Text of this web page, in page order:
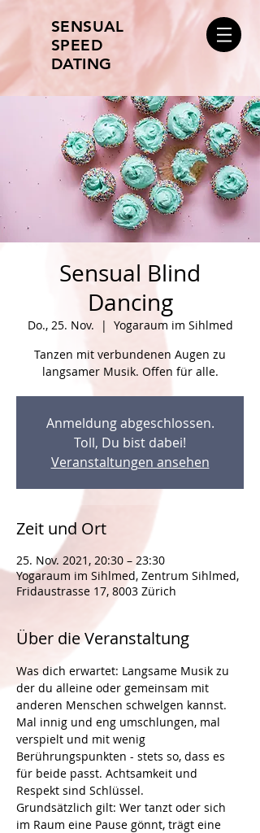
SENSUAL
SPEED
DATING
Sensual Blind
Dancing
Do., 25. Nov.
  |
Yogaraum im Sihlmed
Tanzen mit verbundenen Augen zu
Anmeldung abgeschlossen.
Toll, Du bist dabei!
Veranstaltungen ansehen
Zeit und Ort
25. Nov. 2021, 20:30 – 23:30
Yogaraum im Sihlmed, Zentrum Sihlmed,
Fridaustrasse 17, 8003 Zürich
Über die Veranstaltung
Was dich erwartet: Langsame Musik zu
der du alleine oder gemeinsam mit
anderen Menschen schwelgen kannst.
Mal innig und eng umschlungen, mal
verspielt und mit wenig
Berührungspunkten - stets so, dass es
für beide passt. Achtsamkeit und
Respekt sind Schlüssel.
Grundsätzlich gilt: Wer tanzt oder sich
im Raum eine Pause gönnt, trägt eine